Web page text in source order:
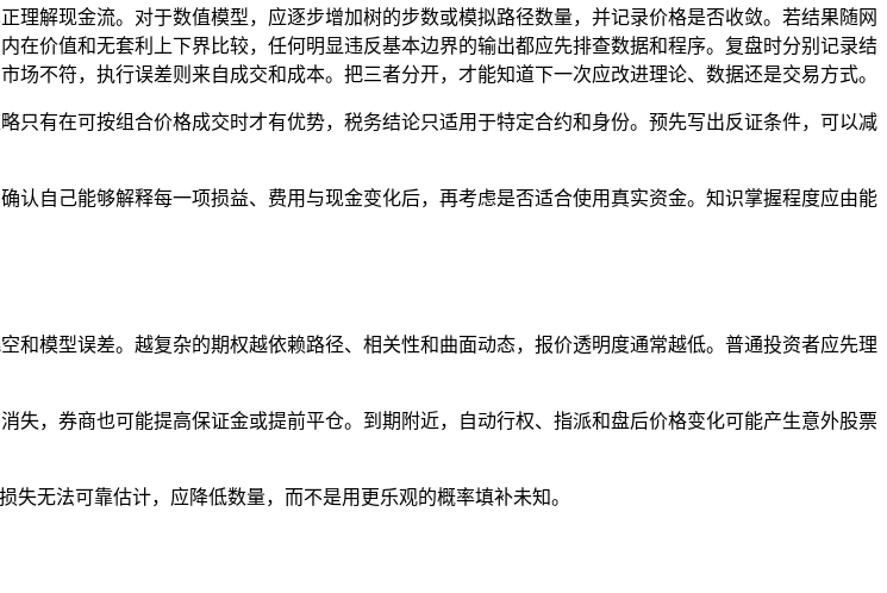
解现金流。对于数值模型，应逐步增加树的步数或模拟路径数量，并记录价格是否收敛。若结果随网
价值和无套利上下界比较，任何明显违反基本边界的输出都应先排查数据和程序。复盘时分别记录结
不符，执行误差则来自成交和成本。把三者分开，才能知道下一次应改进理论、数据还是交易方式。
有在可按组合价格成交时才有优势，税务结论只适用于特定合约和身份。预先写出反证条件，可以减
自己能够解释每一项损益、费用与现金变化后，再考虑是否适合使用真实资金。知识掌握程度应由能
模型误差。越复杂的期权越依赖路径、相关性和曲面动态，报价透明度通常越低。普通投资者应先理
，券商也可能提高保证金或提前平仓。到期附近，自动行权、指派和盘后价格变化可能产生意外股票
失无法可靠估计，应降低数量，而不是用更乐观的概率填补未知。